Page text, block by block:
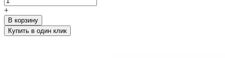
+
В корзину
Купить в один клик